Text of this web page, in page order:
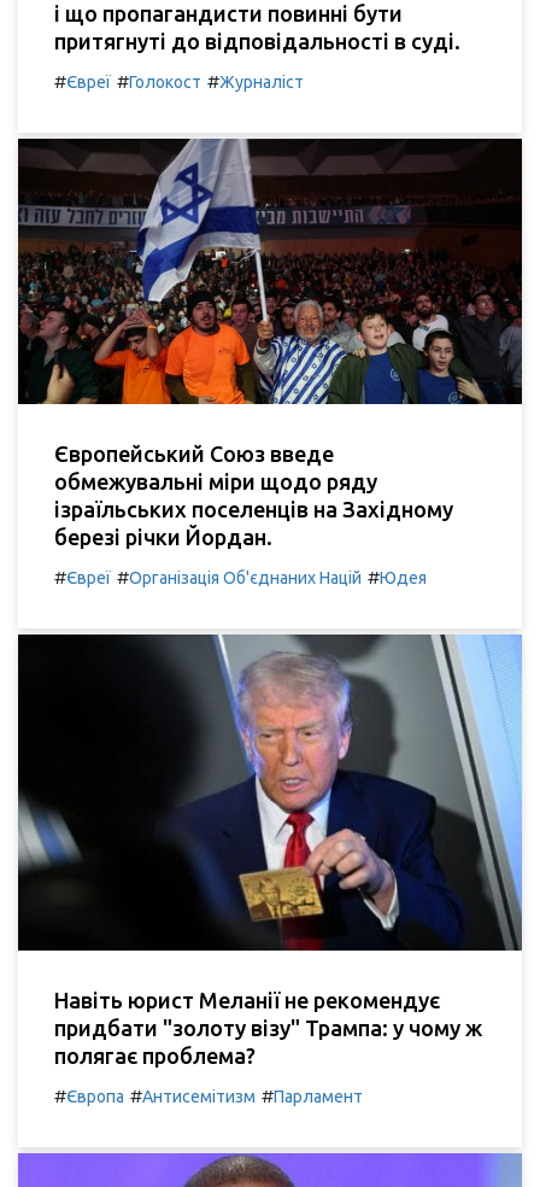
і що пропагандисти повинні бути
притягнуті до відповідальності в суді.
#Євреї #Голокост #Журналіст
Європейський Союз введе
обмежувальні міри щодо ряду
ізраїльських поселенців на Західному
березі річки Йордан.
#Євреї #Організація Об'єднаних Націй #Юдея
Навіть юрист Меланії не рекомендує
придбати "золоту візу" Трампа: у чому ж
полягає проблема?
#Європа #Антисемітизм #Парламент